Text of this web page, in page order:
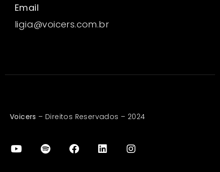
Email
ligia@voicers.com.br
Voicers – Direitos Reservados – 2024